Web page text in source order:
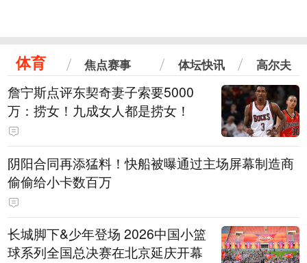
体育 焦点赛事 体坛快讯 高尔夫
詹宁斯点评东契奇妻子索要5000
万：捞女！九成女人都是捞女！
阴阳合同再添猛料！快船被曝通过主场屏幕制造商
偷偷给小卡数百万
长城脚下&少年登场 2026中国小篮
球系列全国总决赛在北京延庆开幕